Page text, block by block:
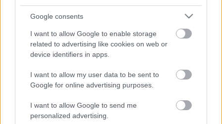
Google consents
I want to allow Google to enable storage
related to advertising like cookies on web or
device identifiers in apps.
I want to allow my user data to be sent to
Google for online advertising purposes.
I want to allow Google to send me
personalized advertising.
Ajánlott bejegyzések:
Ősszel érkezik az Infinite Dance Festival